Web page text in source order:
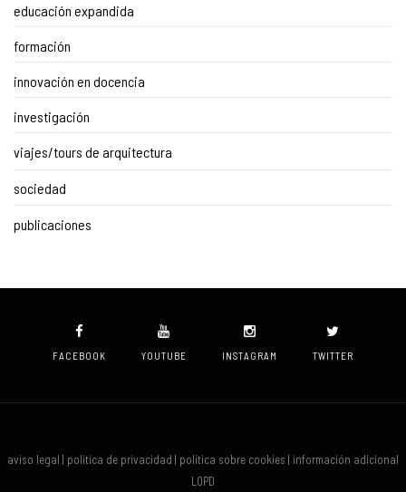
educación expandida
formación
innovación en docencia
investigación
viajes/tours de arquitectura
sociedad
publicaciones
FACEBOOK YOUTUBE INSTAGRAM TWITTER
aviso legal | política de privacidad | política sobre cookies | información adicional
LOPD